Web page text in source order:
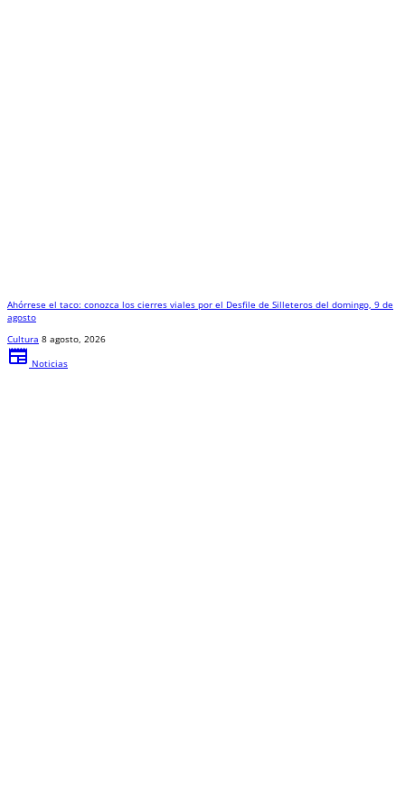
Ahórrese el taco: conozca los cierres viales por el Desfile de Silleteros del domingo, 9 de
agosto
Cultura 8 agosto, 2026
newspaper Noticias